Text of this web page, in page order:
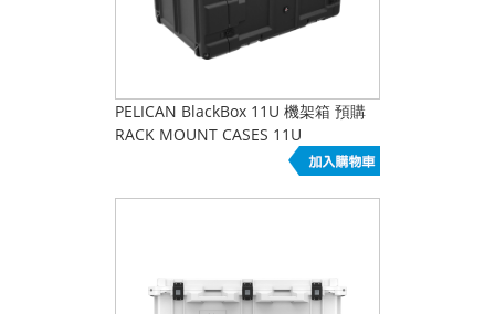
PELICAN BlackBox 11U 機架箱 預購
RACK MOUNT CASES 11U